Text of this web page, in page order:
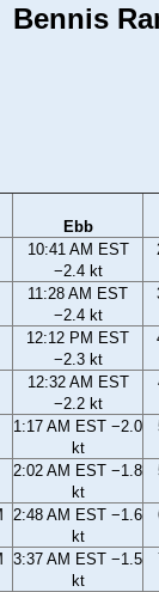
Bennis
Ebb
10:41 AM EST
−2.4 kt
11:28 AM EST
−2.4 kt
12:12 PM EST
−2.3 kt
12:32 AM EST
−2.2 kt
1:17 AM EST −2.0
kt
2:02 AM EST −1.8
kt
2:48 AM EST −1.6
kt
3:37 AM EST −1.5
kt